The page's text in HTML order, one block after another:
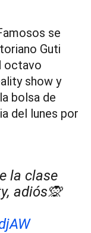
se
Guti
octavo
show y
bolsa de
del lunes por
la clase
adiós🙊